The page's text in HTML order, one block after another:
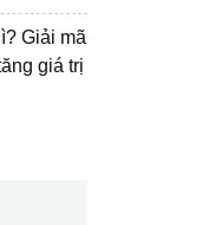
Giải mã
giá trị